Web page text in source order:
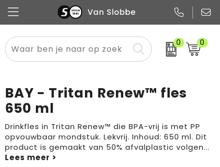
0 0
Alle categorieën
Snoep
Promo
Pennen
Notitieboekjes
Papier
Flessen
Glazen en karaffen
Merken
Meest gekozen
Sportkleding
Overig textiel
Boodschappen- en draagtassen
Sport & vrije tijd
Rugzakken
BAY - Tritan Renew™ fles
650 ml
Drinkfles in Tritan Renew™ die BPA-vrij is met PP
opvouwbaar mondstuk. Lekvrij. Inhoud: 650 ml. Dit
product is gemaakt van 50% afvalplastic volgen...